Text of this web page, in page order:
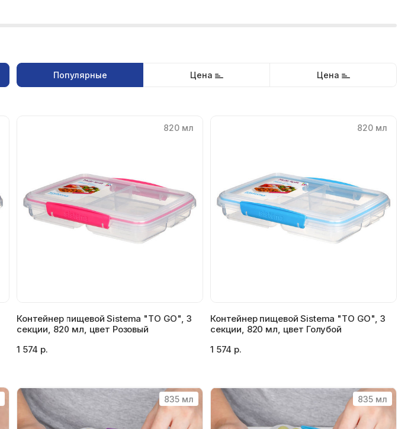
Популярные Цена Цена
820 мл
Контейнер пищевой Sistema "TO GO", 3
секции, 820 мл, цвет Розовый
1 574 р.
820 мл
Контейнер пищевой Sistema "TO GO", 3
секции, 820 мл, цвет Голубой
1 574 р.
835 мл 835 мл